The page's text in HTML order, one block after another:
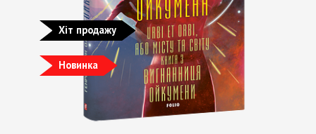
Новинка
Хіт продажу